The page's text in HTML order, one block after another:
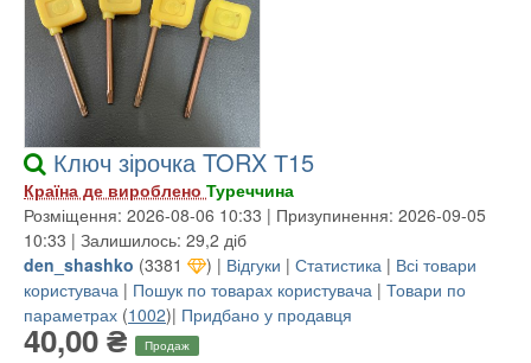
Ключ зірочка TORX Т15
Країна де вироблено Туреччина
Розміщення: 2026-08-06 10:33 | Призупинення: 2026-09-05
10:33 | Залишилось: 29,2 діб
den_shashko (3381 ) | Відгуки | Статистика | Всі товари
користувача | Пошук по товарах користувача | Товари по
параметрах (1002)| Придбано у продавця
40,00 ₴ Продаж